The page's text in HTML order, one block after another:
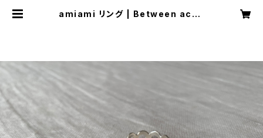
amiami リング | Between acce